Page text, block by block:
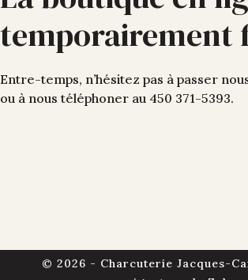
temporairement
Entre-temps, n’hésitez pas à passer
ou à nous téléphoner au 450 371-5393.
© 2026 - Charcuterie Jacques-